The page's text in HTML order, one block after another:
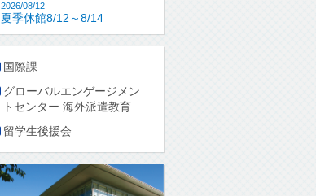
2026/08/12
夏季休館8/12～8/14
国際課
グローバルエンゲージメン
トセンター 海外派遣教育
留学生後援会